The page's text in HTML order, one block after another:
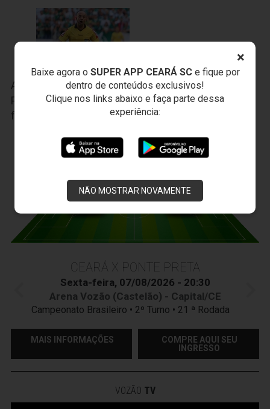
×
Baixe agora o SUPER APP CEARÁ SCe fique por
dentro de conteúdos exclusivos!
Clique nos links abaixo e faça parte dessa
experiência:
NÃO MOSTRAR NOVAMENTE
Anterior
Próximo
Participe das nossas promoções, cliqueAQUI
faça seu cadastro.
JOGOS DOVOZÃO
CEARÁ X PONTE PRETA
Sexta-feira, 07/08/2026 - 20:30
Arena Vozão (Castelão) - Capital/CE
Campeonato Brasileiro • 2º Turno • 21 ª Rodada
MAIS INFORMAÇÕES
COMPRE AQUI SEU
INGRESSO
VOZÃO TV